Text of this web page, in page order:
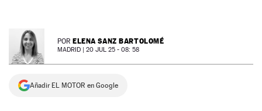
NEWSLETTER POR ELENA SANZ BARTOLOMÉ
MADRID | 20 JUL 25 - 08: 58
Añadir EL MOTOR en Google